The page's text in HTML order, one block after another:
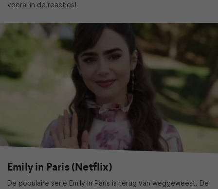
vooral in de reacties!
Emily in Paris (Netflix)
De populaire serie Emily in Paris is terug van weggeweest. De